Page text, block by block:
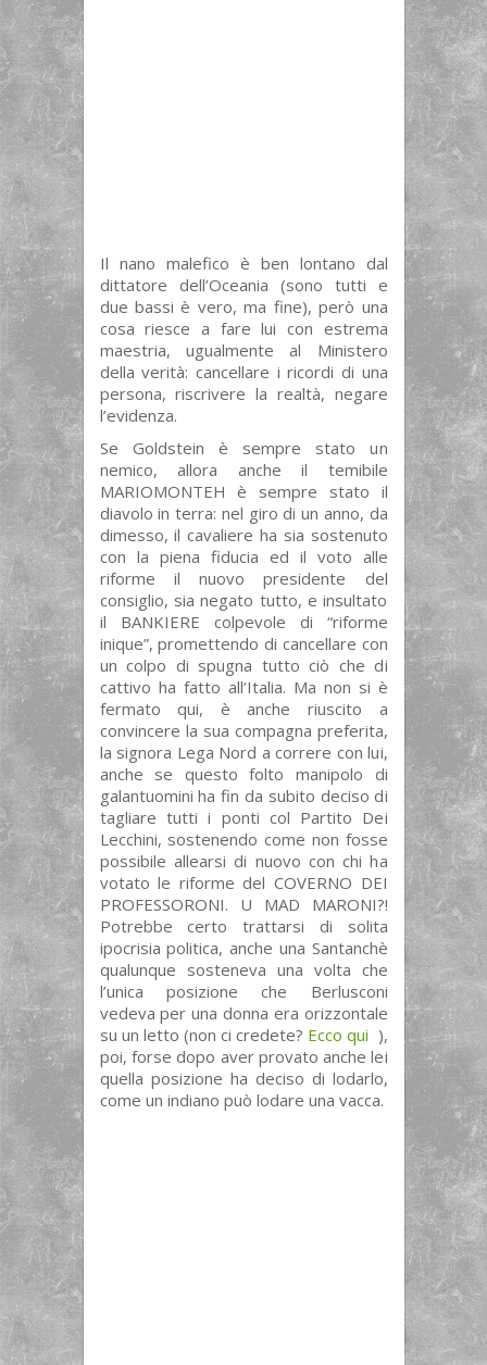
Il nano malefico è ben lontano dal
dittatore dell’Oceania (sono tutti e
due bassi è vero, ma fine), però una
cosa riesce a fare lui con estrema
maestria, ugualmente al Ministero
della verità: cancellare i ricordi di una
persona, riscrivere la realtà, negare
l’evidenza.
Se Goldstein è sempre stato un
nemico, allora anche il temibile
MARIOMONTEH è sempre stato il
diavolo in terra: nel giro di un anno, da
dimesso, il cavaliere ha sia sostenuto
con la piena fiducia ed il voto alle
riforme il nuovo presidente del
consiglio, sia negato tutto, e insultato
il BANKIERE colpevole di “riforme
inique”, promettendo di cancellare con
un colpo di spugna tutto ciò che di
cattivo ha fatto all’Italia. Ma non si è
fermato qui, è anche riuscito a
convincere la sua compagna preferita,
la signora Lega Nord a correre con lui,
anche se questo folto manipolo di
galantuomini ha fin da subito deciso di
tagliare tutti i ponti col Partito Dei
Lecchini, sostenendo come non fosse
possibile allearsi di nuovo con chi ha
votato le riforme del COVERNO DEI
PROFESSORONI. U MAD MARONI?!
Potrebbe certo trattarsi di solita
ipocrisia politica, anche una Santanchè
qualunque sosteneva una volta che
l’unica posizione che Berlusconi
vedeva per una donna era orizzontale
su un letto (non ci credete? Ecco qui ),
poi, forse dopo aver provato anche lei
quella posizione ha deciso di lodarlo,
come un indiano può lodare una vacca.